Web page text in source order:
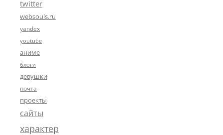
twitter
websouls.ru
yandex
youtube
аниме
блоги
девушки
почта
проекты
сайты
характер